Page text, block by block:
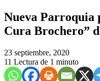
Nueva Parroquia
Cura Brochero”
23 septiembre, 2020
11 Lectura de 1 minuto